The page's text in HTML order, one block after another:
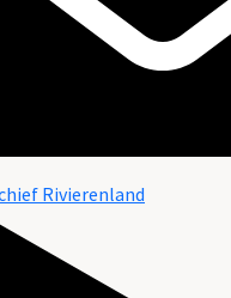
Rivierenland